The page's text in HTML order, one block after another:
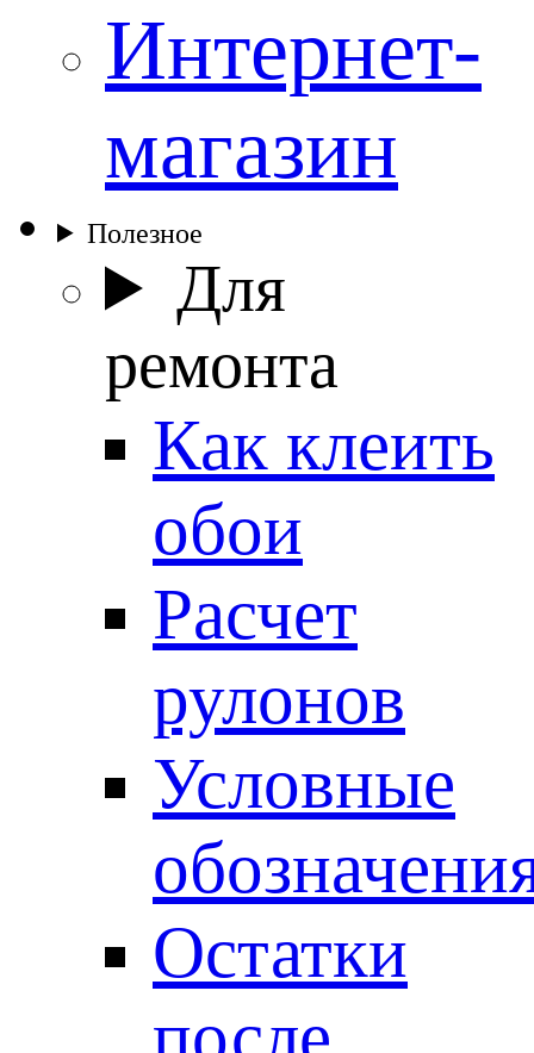
Интернет-
магазин
Полезное
Для
ремонта
Как клеить
обои
Расчет
рулонов
Условные
Остатки
после